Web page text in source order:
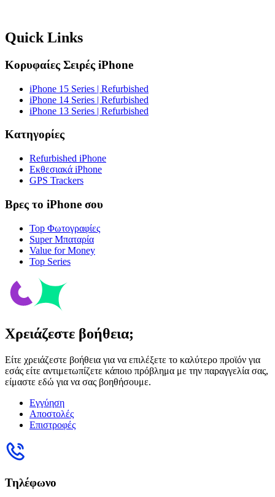
Quick Links
Κορυφαίες Σειρές iPhone
iPhone 15 Series | Refurbished
iPhone 14 Series | Refurbished
iPhone 13 Series | Refurbished
Κατηγορίες
Refurbished iPhone
Εκθεσιακά iPhone
GPS Trackers
Βρες το iPhone σου
Top Φωτογραφίες
Super Μπαταρία
Value for Money
Top Series
Χρειάζεστε βοήθεια;
Είτε χρειάζεστε βοήθεια για να επιλέξετε το καλύτερο προϊόν για
εσάς είτε αντιμετωπίζετε κάποιο πρόβλημα με την παραγγελία σας,
είμαστε εδώ για να σας βοηθήσουμε.
Εγγύηση
Αποστολές
Επιστροφές
Τηλέφωνο